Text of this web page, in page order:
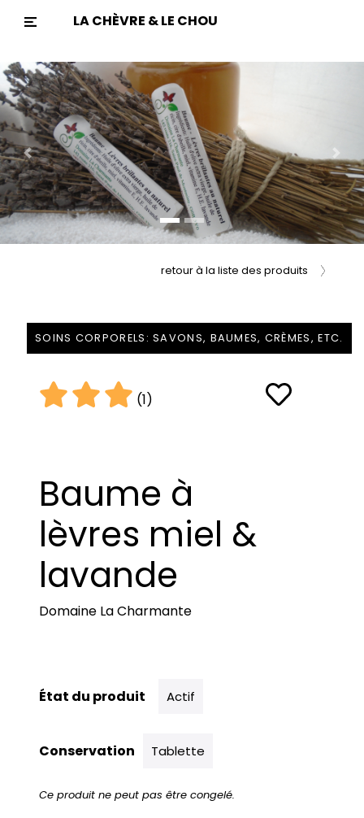
LA CHÈVRE & LE CHOU
Previous Next
SOINS CORPORELS: SAVONS, BAUMES, CRÈMES, ETC.
retour à la liste des produits
(1)
Baume à
lèvres miel &
lavande
Domaine La Charmante
État du produit Actif
Conservation Tablette
Ce produit ne peut pas être congelé.